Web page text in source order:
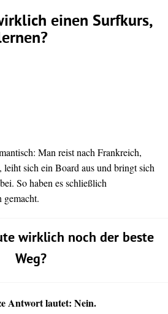
einen Surfkurs,
Man reist nach Frankreich,
leiht sich ein Board aus und bringt sich
So haben es schließlich
gemacht.
wirklich noch der beste
Weg?
Antwort lautet: Nein.